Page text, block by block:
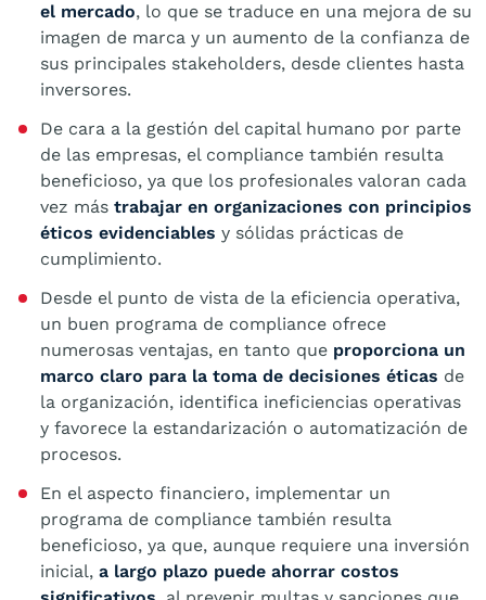
el mercado, lo que se traduce en una mejora de su
imagen de marca y un aumento de la confianza de
sus principales stakeholders, desde clientes hasta
inversores.
De cara a la gestión del capital humano por parte
de las empresas, el compliance también resulta
beneficioso, ya que los profesionales valoran cada
vez más trabajar en organizaciones con principios
éticos evidenciables y sólidas prácticas de
cumplimiento.
Desde el punto de vista de la eficiencia operativa,
un buen programa de compliance ofrece
numerosas ventajas, en tanto que proporciona un
marco claro para la toma de decisiones éticas de
la organización, identifica ineficiencias operativas
y favorece la estandarización o automatización de
procesos.
En el aspecto financiero, implementar un
programa de compliance también resulta
beneficioso, ya que, aunque requiere una inversión
inicial, a largo plazo puede ahorrar costos